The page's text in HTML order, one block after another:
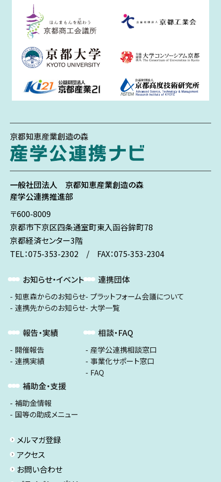
京都知恵産業創造の森
一般社団法人 京都知恵産業創造の森
産学公連携推進部
〒600-8009
京都市下京区四条通室町東入函谷鉾町78
京都経済センター3階
TEL：075-353-2302 / FAX：075-353-2304
お知らせ・イベント
知恵森からのお知らせ
連携先からのお知らせ
報告・実績
開催報告
連携実績
補助金・支援
補助金情報
国等の助成メニュー
連携団体
プラットフォーム会議について
大学一覧
相談・FAQ
産学公連携相談窓口
事業化サポート窓口
FAQ
メルマガ登録
アクセス
お問い合わせ